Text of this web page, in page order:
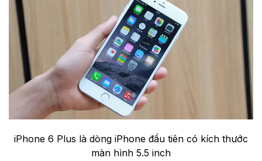
iPhone 6 Plus là dòng iPhone đầu tiên có kích thước
màn hình 5.5 inch